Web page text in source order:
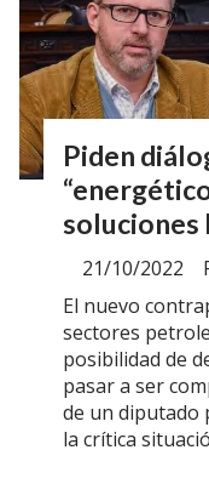
Piden
soluciones
21/10/2022
El nuevo
sectores
posibilidad de
pasar a ser
de un diputado
la crítica